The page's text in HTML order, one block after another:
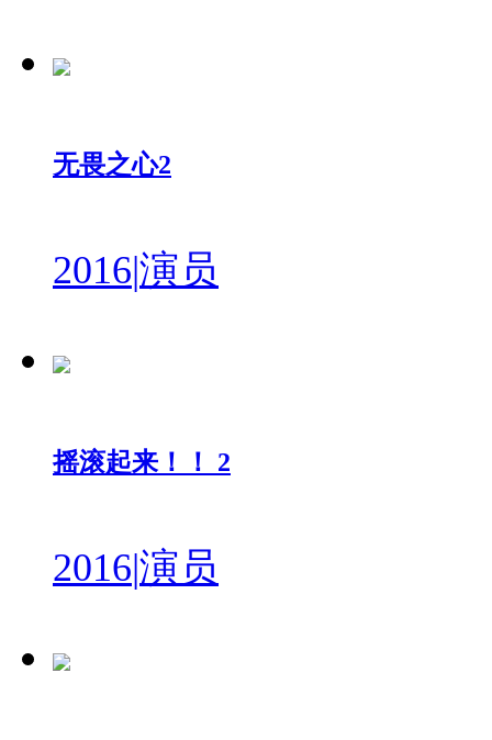
无畏之心2
2016|演员
摇滚起来！！ 2
2016|演员